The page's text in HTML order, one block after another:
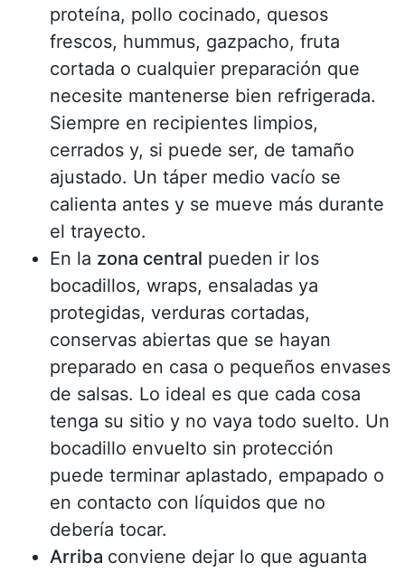
proteína, pollo cocinado, quesos
frescos, hummus, gazpacho, fruta
cortada o cualquier preparación que
necesite mantenerse bien refrigerada.
Siempre en recipientes limpios,
cerrados y, si puede ser, de tamaño
ajustado. Un táper medio vacío se
calienta antes y se mueve más durante
el trayecto.
En la zona central pueden ir los
bocadillos, wraps, ensaladas ya
protegidas, verduras cortadas,
conservas abiertas que se hayan
preparado en casa o pequeños envases
de salsas. Lo ideal es que cada cosa
tenga su sitio y no vaya todo suelto. Un
bocadillo envuelto sin protección
puede terminar aplastado, empapado o
en contacto con líquidos que no
debería tocar.
Arriba conviene dejar lo que aguanta